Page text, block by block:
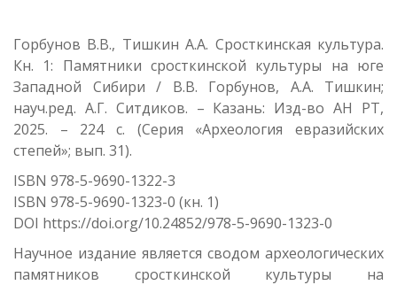
Горбунов В.В., Тишкин А.А. Сросткинская культура.
Кн. 1: Памятники сросткинской культуры на юге
Западной Сибири / В.В. Горбунов, А.А. Тишкин;
науч.ред. А.Г. Ситдиков. – Казань: Изд-во АН РТ,
2025. – 224 с. (Серия «Археология евразийских
степей»; вып. 31).
ISBN 978-5-9690-1322-3
ISBN 978-5-9690-1323-0 (кн. 1)
DOI https://doi.org/10.24852/978-5-9690-1323-0
Научное издание является сводом археологических
памятников сросткинской культуры на